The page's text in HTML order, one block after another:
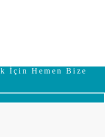
İçin Hemen Bize